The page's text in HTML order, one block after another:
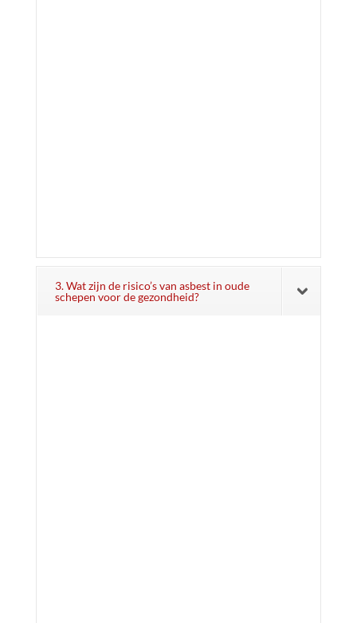
3. Wat zijn de risico’s van asbest in oude
schepen voor de gezondheid?